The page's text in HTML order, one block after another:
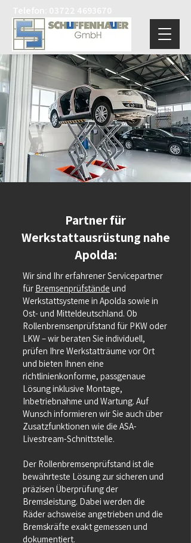
Partner für
Werkstattausrüstung nahe
Apolda:
Wir sind Ihr erfahrener Servicepartner
für Bremsenprüfstände und
Werkstattsysteme in Apolda sowie in
Ost- und Mitteldeutschland. Ob
Rollenbremsenprüfstand für PKW oder
LKW – wir beraten Sie individuell,
prüfen Ihre Werkstatträume vor Ort
und bieten Ihnen eine
richtlinienkonforme, passgenaue
Lösung inklusive Montage,
Inbetriebnahme und Wartung. Auf
Wunsch informieren wir Sie auch über
Zusatzfunktionen wie die ASA-
Livestream-Schnittstelle.
Der Rollenbremsenprüfstand ist die
bewährteste Lösung zur sicheren und
präzisen Überprüfung der
Bremsleistung. Dabei werden die
Räder achsweise angetrieben und die
Bremskräfte exakt gemessen und
dokumentiert.